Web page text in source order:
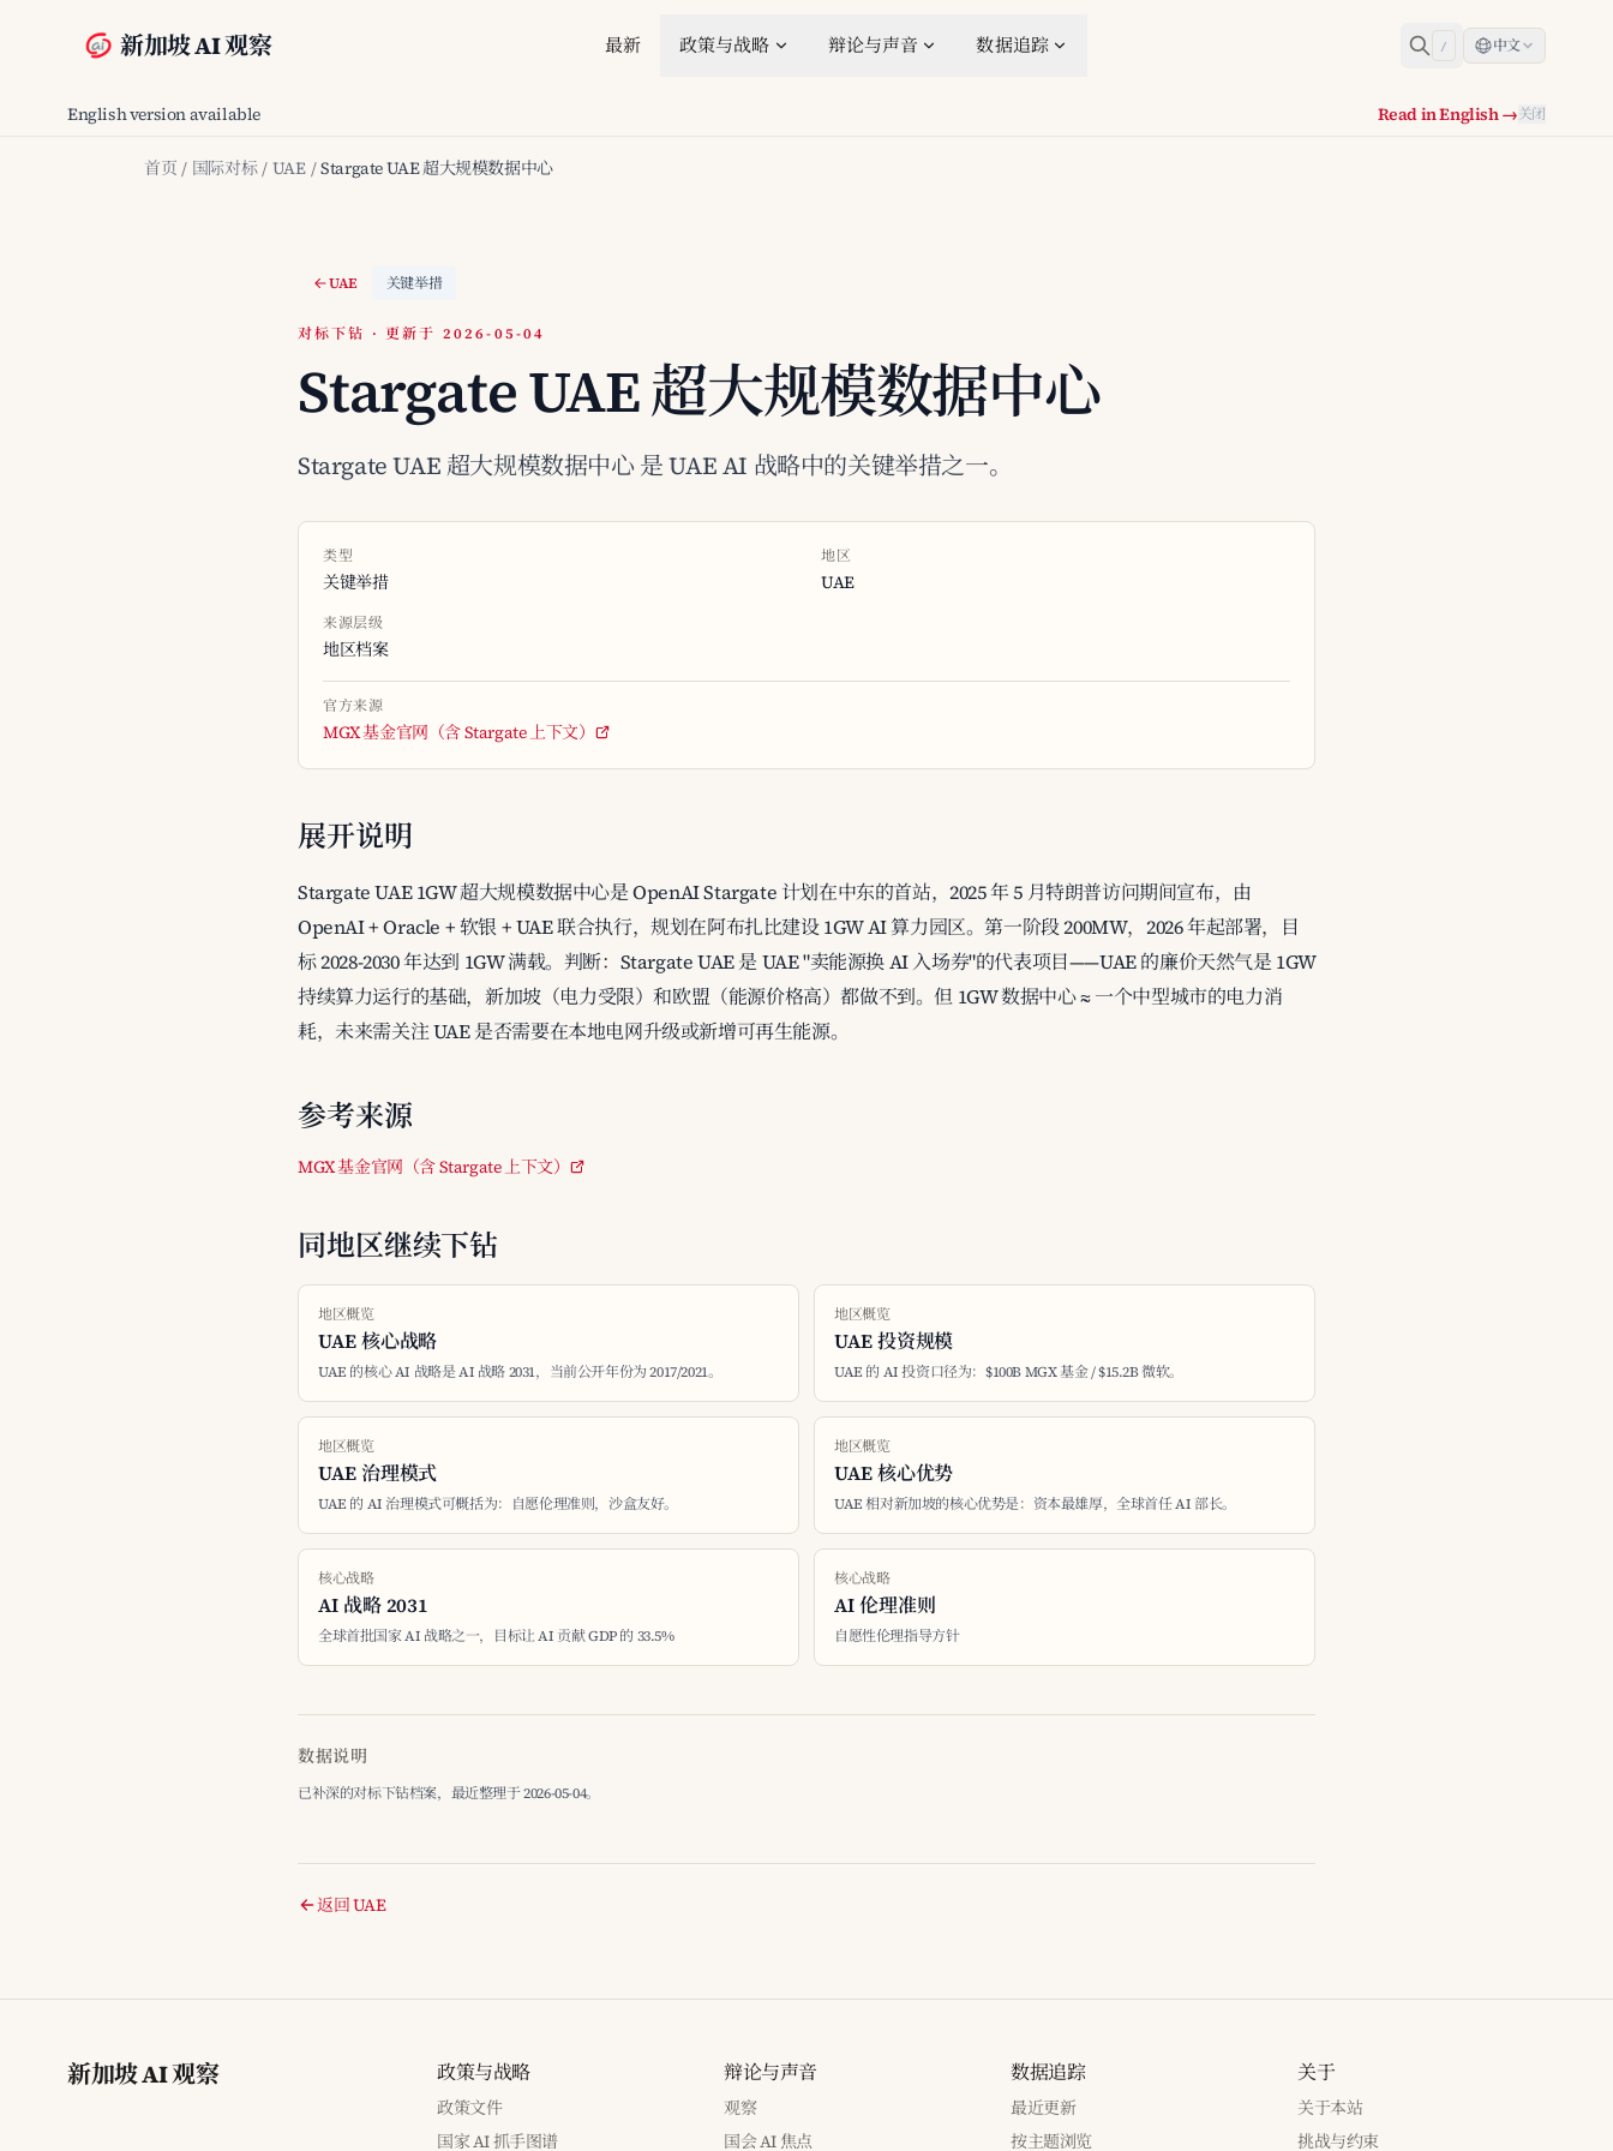
新加坡 AI 观察 最新 政策与战略 辩论与声音 数据追踪 / 中文
English version available Read in English →关闭
首页 / 国际对标 / UAE / Stargate UAE 超大规模数据中心
UAE 关键举措
对标下钻 · 更新于 2026-05-04
Stargate UAE 超大规模数据中心
Stargate UAE 超大规模数据中心 是 UAE AI 战略中的关键举措之一。
类型
关键举措
地区
UAE
来源层级
地区档案
官方来源
MGX 基金官网（含 Stargate 上下文）
展开说明
Stargate UAE 1GW 超大规模数据中心是 OpenAI Stargate 计划在中东的首站，2025 年 5 月特朗普访问期间宣布，由
OpenAI + Oracle + 软银 + UAE 联合执行，规划在阿布扎比建设 1GW AI 算力园区。第一阶段 200MW，2026 年起部署，目
标 2028-2030 年达到 1GW 满载。判断：Stargate UAE 是 UAE "卖能源换 AI 入场券"的代表项目——UAE 的廉价天然气是 1GW
持续算力运行的基础，新加坡（电力受限）和欧盟（能源价格高）都做不到。但 1GW 数据中心 ≈ 一个中型城市的电力消
耗，未来需关注 UAE 是否需要在本地电网升级或新增可再生能源。
参考来源
MGX 基金官网（含 Stargate 上下文）
同地区继续下钻
地区概览
UAE 核心战略
UAE 的核心 AI 战略是 AI 战略 2031，当前公开年份为 2017/2021。
地区概览
UAE 投资规模
UAE 的 AI 投资口径为：$100B MGX 基金 / $15.2B 微软。
地区概览
UAE 治理模式
UAE 的 AI 治理模式可概括为：自愿伦理准则，沙盒友好。
地区概览
UAE 核心优势
UAE 相对新加坡的核心优势是：资本最雄厚，全球首任 AI 部长。
核心战略
AI 战略 2031
全球首批国家 AI 战略之一，目标让 AI 贡献 GDP 的 33.5%
核心战略
AI 伦理准则
自愿性伦理指导方针
数据说明
已补深的对标下钻档案，最近整理于 2026-05-04。
返回 UAE
新加坡 AI 观察 政策与战略
政策文件
国家 AI 抓手图谱
辩论与声音
观察
国会 AI 焦点
数据追踪
最近更新
按主题浏览
关于
关于本站
挑战与约束